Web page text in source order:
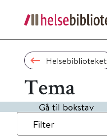
Helsebiblioteket
Tema
Gå til bokstav
Filter